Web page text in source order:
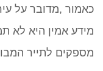
כאמור ,מדובר על
מידע אמין היא לא
מספקים לתייר